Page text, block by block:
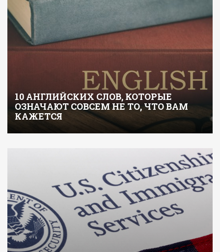
10 АНГЛИЙСКИХ СЛОВ, КОТОРЫЕ
ОЗНАЧАЮТ СОВСЕМ НЕ ТО, ЧТО ВАМ
КАЖЕТСЯ